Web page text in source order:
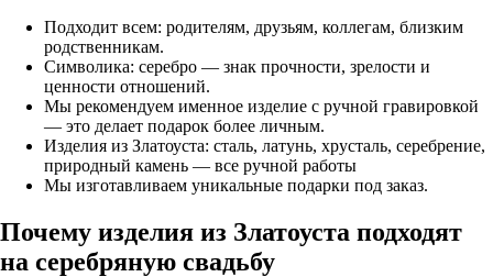
Подходит всем: родителям, друзьям, коллегам, близким
родственникам.
Символика: серебро — знак прочности, зрелости и
ценности отношений.
Мы рекомендуем именное изделие с ручной гравировкой
— это делает подарок более личным.
Изделия из Златоуста: сталь, латунь, хрусталь, серебрение,
природный камень — все ручной работы
Мы изготавливаем уникальные подарки под заказ.
Почему изделия из Златоуста подходят
на серебряную свадьбу